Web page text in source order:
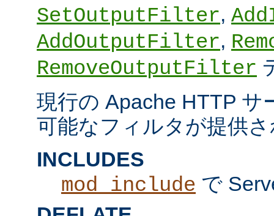
SetOutputFilter,
AddOutputFilter,
RemoveOutputFilter
現行の Apache HTTP サ
可能なフィルタが提供
INCLUDES
mod_include で